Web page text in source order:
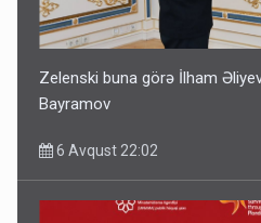
Zelenski buna görə İlham
Bayramov
6 Avqust 22:02